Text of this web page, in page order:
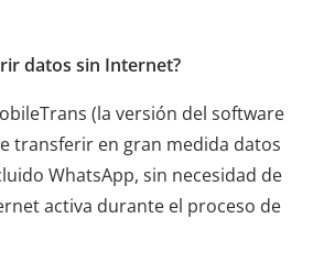
datos sin Internet?
(la versión del software
transferir en gran medida datos
WhatsApp, sin necesidad de
activa durante el proceso de